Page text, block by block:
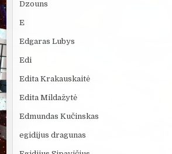
Dzouns
E
Edgaras Lubys
Edi
Edita Krakauskaitė
Edita Mildažytė
Edmundas Kučinskas
egidijus dragunas